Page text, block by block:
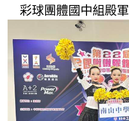
彩球團體國中組殿軍